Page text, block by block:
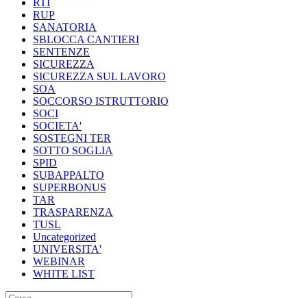
RTI
RUP
SANATORIA
SBLOCCA CANTIERI
SENTENZE
SICUREZZA
SICUREZZA SUL LAVORO
SOA
SOCCORSO ISTRUTTORIO
SOCI
SOCIETA'
SOSTEGNI TER
SOTTO SOGLIA
SPID
SUBAPPALTO
SUPERBONUS
TAR
TRASPARENZA
TUSL
Uncategorized
UNIVERSITA'
WEBINAR
WHITE LIST